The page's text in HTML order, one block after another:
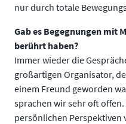
nur durch totale
Gab es Begegnungen mit
berührt haben?
Immer wieder die
großartigen Organisator,
einem Freund geworden
sprachen wir sehr oft offen.
persönlichen Perspektiven